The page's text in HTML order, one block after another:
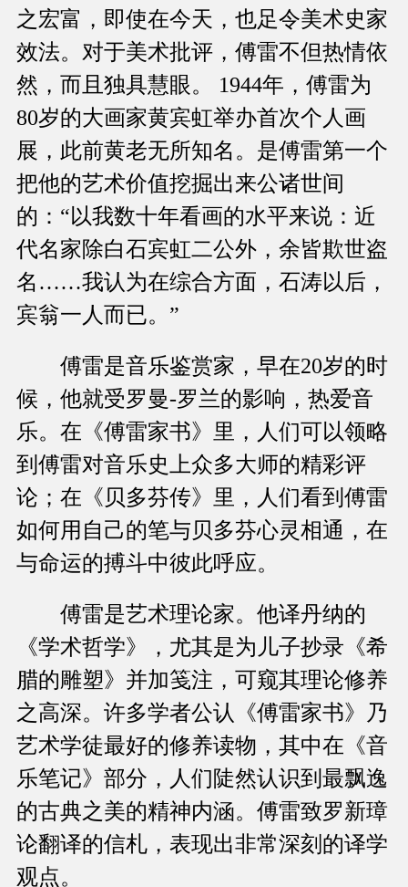
之宏富，即使在今天，也足令美术史家
效法。对于美术批评，傅雷不但热情依
然，而且独具慧眼。 1944年，傅雷为
80岁的大画家黄宾虹举办首次个人画
展，此前黄老无所知名。是傅雷第一个
把他的艺术价值挖掘出来公诸世间
的：“以我数十年看画的水平来说：近
代名家除白石宾虹二公外，余皆欺世盗
名……我认为在综合方面，石涛以后，
宾翁一人而已。”
傅雷是音乐鉴赏家，早在20岁的时
候，他就受罗曼-罗兰的影响，热爱音
乐。在《傅雷家书》里，人们可以领略
到傅雷对音乐史上众多大师的精彩评
论；在《贝多芬传》里，人们看到傅雷
如何用自己的笔与贝多芬心灵相通，在
与命运的搏斗中彼此呼应。
傅雷是艺术理论家。他译丹纳的
《学术哲学》，尤其是为儿子抄录《希
腊的雕塑》并加笺注，可窥其理论修养
之高深。许多学者公认《傅雷家书》乃
艺术学徒最好的修养读物，其中在《音
乐笔记》部分，人们陡然认识到最飘逸
的古典之美的精神内涵。傅雷致罗新璋
论翻译的信札，表现出非常深刻的译学
观点。